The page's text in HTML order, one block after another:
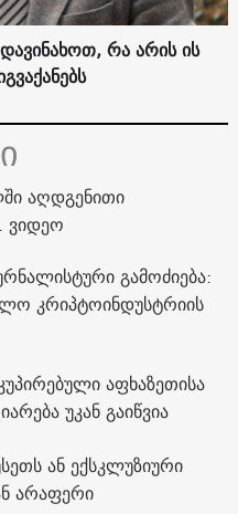
რა არის ის
აღდგენითი
ვიდეო
გამოძიება:
კრიპტოინდუსტრიის
აფხაზეთისა
უკან გაიწვია
ან ექსკლუზიური
არაფერი